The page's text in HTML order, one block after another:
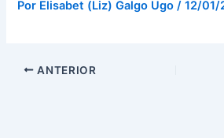
Por Elisabet (Liz) Galgo Ugo/12/01/
ANTERIOR